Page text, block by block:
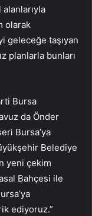
olarak
geleceğe taşıyan
planlarla bunları
Bursa
da Önder
Bursa’ya
Belediye
yeni çekim
Bahçesi ile
ediyoruz.”